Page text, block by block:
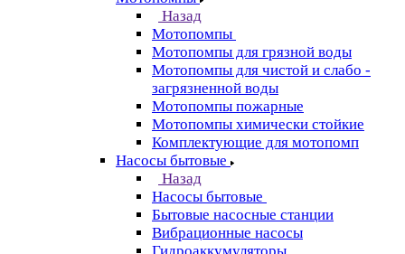
Назад
Мотопомпы
Мотопомпы для грязной воды
Мотопомпы для чистой и слабо -
загрязненной воды
Мотопомпы пожарные
Мотопомпы химически стойкие
Комплектующие для мотопомп
Насосы бытовые
Назад
Насосы бытовые
Бытовые насосные станции
Вибрационные насосы